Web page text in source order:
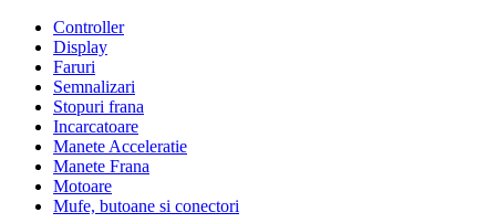
Controller
Display
Faruri
Semnalizari
Stopuri frana
Incarcatoare
Manete Acceleratie
Manete Frana
Motoare
Mufe, butoane si conectori